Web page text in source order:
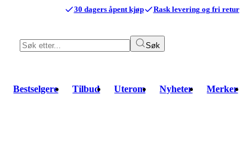
30 dagers åpent kjøp Rask levering og fri retur
Søk
Bestselgere Tilbud Uterom Nyheter Merker